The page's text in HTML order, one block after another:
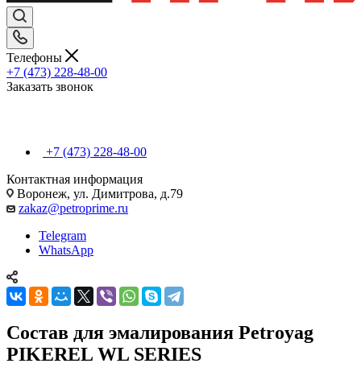
Телефоны
+7 (473) 228-48-00
Заказать звонок
+7 (473) 228-48-00
Контактная информация
Воронеж, ул. Димитрова, д.79
zakaz@petroprime.ru
Telegram
WhatsApp
Состав для эмалирования Petroyag
PIKEREL WL SERIES